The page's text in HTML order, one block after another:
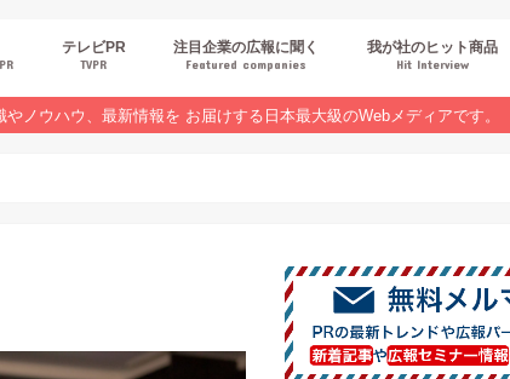
テレビPR
TVPR
注目企業の広報に聞く
Featured companies
我が社のヒット商品
Hit Interview
ノウハウ、最新情報を お届けする日本最大級のWebメディアです。